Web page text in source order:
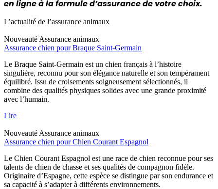
en ligne à la formule d’assurance de votre choix.
L’actualité de l’assurance animaux
Nouveauté Assurance animaux
Assurance chien pour Braque Saint-Germain
Le Braque Saint-Germain est un chien français à l’histoire
singulière, reconnu pour son élégance naturelle et son tempérament
équilibré. Issu de croisements soigneusement sélectionnés, il
combine des qualités physiques solides avec une grande proximité
avec l’humain.
Lire
Nouveauté Assurance animaux
Assurance chien pour Chien Courant Espagnol
Le Chien Courant Espagnol est une race de chien reconnue pour ses
talents de chien de chasse et ses qualités de compagnon fidèle.
Originaire d’Espagne, cette espèce se distingue par son endurance et
sa capacité à s’adapter à différents environnements.